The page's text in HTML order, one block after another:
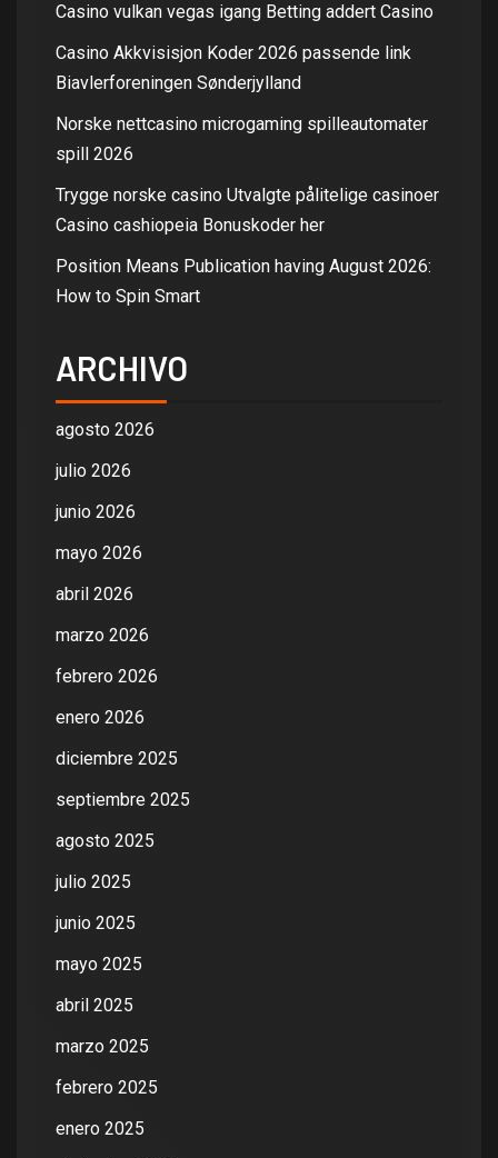
Casino vulkan vegas igang Betting addert Casino
Casino Akkvisisjon Koder 2026 passende link
Biavlerforeningen Sønderjylland
Norske nettcasino microgaming spilleautomater
spill 2026
Trygge norske casino Utvalgte pålitelige casinoer
Casino cashiopeia Bonuskoder her
Position Means Publication having August 2026:
How to Spin Smart
ARCHIVO
agosto 2026
julio 2026
junio 2026
mayo 2026
abril 2026
marzo 2026
febrero 2026
enero 2026
diciembre 2025
septiembre 2025
agosto 2025
julio 2025
junio 2025
mayo 2025
abril 2025
marzo 2025
febrero 2025
enero 2025